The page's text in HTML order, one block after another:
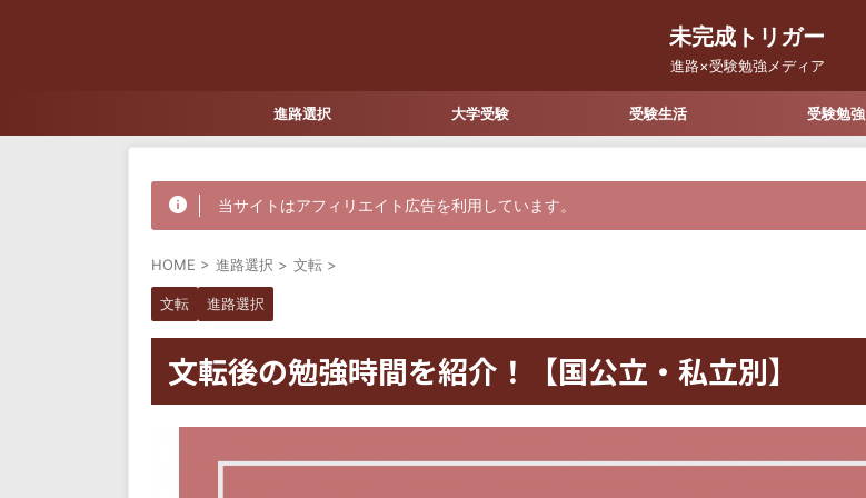
未完成トリガー
進路×受験勉強メディア
進路選択 大学受験 受験生活 受験勉強
当サイトはアフィリエイト広告を利用しています。
HOME > 進路選択 > 文転 >
文転 進路選択
文転後の勉強時間を紹介！【国公立・私立別】